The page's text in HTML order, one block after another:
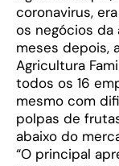
coronavirus,
os negócios da
meses depois,
Agricultura
todos os 16
mesmo com
polpas de
abaixo do
“O principal